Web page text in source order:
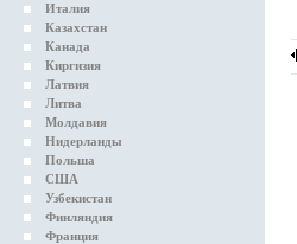
Италия
Казахстан
Канада
Киргизия
Латвия
Литва
Молдавия
Нидерланды
Польша
США
Узбекистан
Финляндия
Франция